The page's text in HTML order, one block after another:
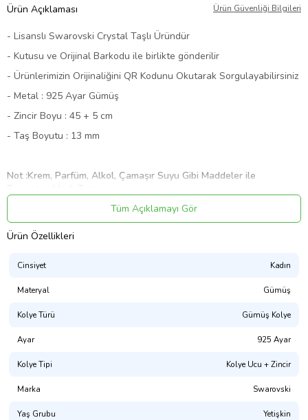
Ürün Açıklaması Ürün Güvenliği Bilgileri
- Lisanslı Swarovski Crystal Taşlı Üründür
- Kutusu ve Orijinal Barkodu ile birlikte gönderilir
- Ürünlerimizin Orijinaliğini QR Kodunu Okutarak Sorgulayabilirsiniz
- Metal : 925 Ayar Gümüş
- Zincir Boyu : 45 + 5 cm
- Taş Boyutu : 13 mm
Not :Krem, Parfüm, Alkol, Çamaşır Suyu Gibi Maddeler ile
kcm67259650Tüm Açıklamayı Gör
Ürün Özellikleri
Cinsiyet Kadın
Materyal Gümüş
Kolye Türü Gümüş Kolye
Ayar 925 Ayar
Kolye Tipi Kolye Ucu + Zincir
Marka Swarovski
Yaş Grubu Yetişkin